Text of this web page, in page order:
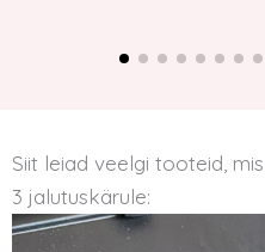
Siit leiad veelgi tooteid,
3 jalutuskärule: